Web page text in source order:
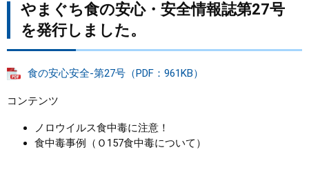
やまぐち食の安心・安全情報誌第27号
を発行しました。
食の安心安全-第27号（PDF：961KB）
コンテンツ
ノロウイルス食中毒に注意！
食中毒事例（Ｏ157食中毒について）